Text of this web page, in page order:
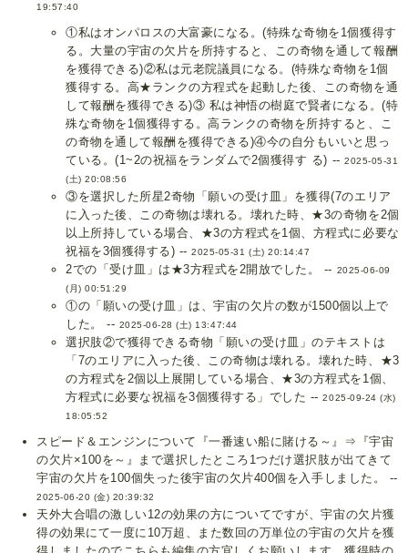
19:57:40
①私はオンパロスの大富豪になる。(特殊な奇物を1個獲得す
る。大量の宇宙の欠片を所持すると、この奇物を通して報酬
を獲得できる)②私は元老院議員になる。(特殊な奇物を1個
獲得する。高★ランクの方程式を起動した後、この奇物を通
して報酬を獲得できる)③ 私は神悟の樹庭で賢者になる。(特
殊な奇物を1個獲得する。高ランクの奇物を所持すると、こ
の奇物を通して報酬を獲得できる)④今の自分もいいと思っ
ている。(1~2の祝福をランダムで2個獲得す る) --2025-05-31
(土) 20:08:56
③を選択した所星2奇物「願いの受け皿」を獲得(7のエリア
に入った後、この奇物は壊れる。壊れた時、★3の奇物を2個
以上所持している場合、★3の方程式を1個、方程式に必要な
祝福を3個獲得する) --2025-05-31 (土) 20:14:47
2での「受け皿」は★3方程式を2開放でした。 -- 2025-06-09
(月) 00:51:29
①の「願いの受け皿」は、宇宙の欠片の数が1500個以上で
した。 -- 2025-06-28 (土) 13:47:44
選択肢②で獲得できる奇物「願いの受け皿」のテキストは
「7のエリアに入った後、この奇物は壊れる。壊れた時、★3
の方程式を2個以上展開している場合、★3の方程式を1個、
方程式に必要な祝福を3個獲得する」でした --2025-09-24 (水)
18:05:52
スピード＆エンジンについて『一番速い船に賭ける～』⇒『宇宙
の欠片×100を～』まで選択したところ1つだけ選択肢が出てきて
宇宙の欠片を100個失った後宇宙の欠片400個を入手しました。 --
2025-06-20 (金) 20:39:32
天外大合唱の激しい12の効果の方についてですが、宇宙の欠片獲
得の効果にて一度に10万超、また数回の万単位の宇宙の欠片を獲